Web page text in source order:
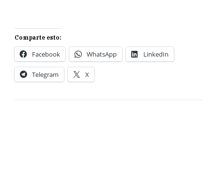
Comparte esto:
Facebook WhatsApp LinkedIn
Telegram X